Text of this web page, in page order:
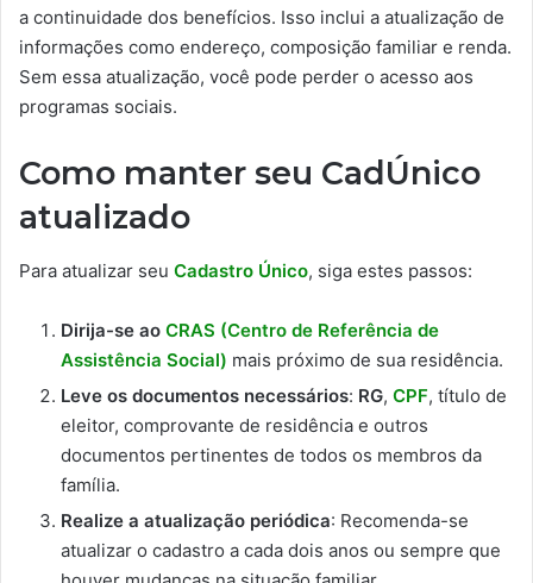
a continuidade dos benefícios. Isso inclui a atualização de
informações como endereço, composição familiar e renda.
Sem essa atualização, você pode perder o acesso aos
programas sociais.
Como manter seu CadÚnico
atualizado
Para atualizar seu Cadastro Único, siga estes passos:
Dirija-se ao CRAS (Centro de Referência de
Assistência Social) mais próximo de sua residência.
Leve os documentos necessários: RG, CPF, título de
eleitor, comprovante de residência e outros
documentos pertinentes de todos os membros da
família.
Realize a atualização periódica: Recomenda-se
atualizar o cadastro a cada dois anos ou sempre que